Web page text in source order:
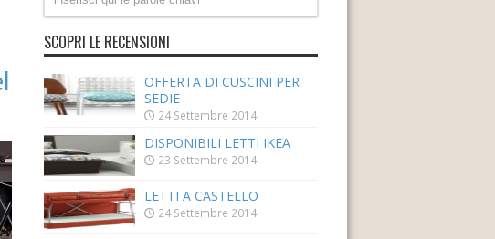
SCOPRI LE RECENSIONI
OFFERTA DI CUSCINI PER
SEDIE
24 Settembre 2014
DISPONIBILI LETTI IKEA
23 Settembre 2014
LETTI A CASTELLO
24 Settembre 2014